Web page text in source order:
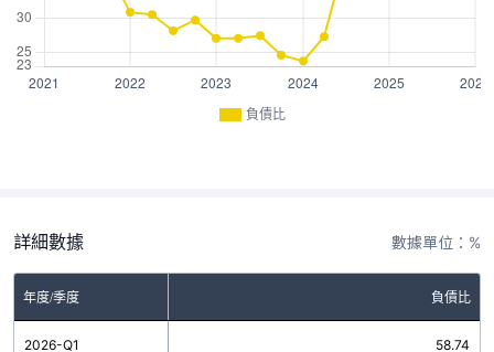
負債比
詳細數據 數據單位：%
年度/季度 負債比
2026-Q1 58.74